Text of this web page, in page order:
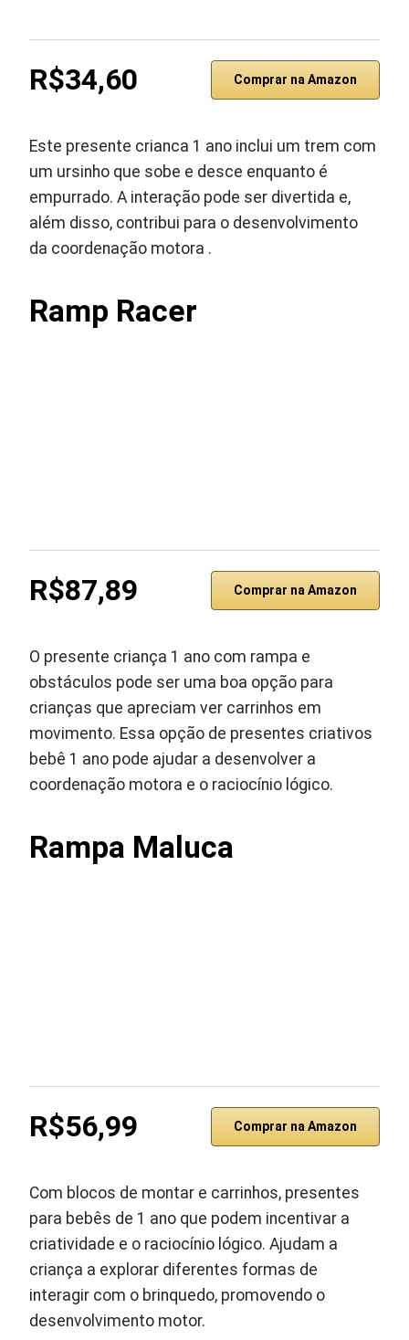
R$34,60 Comprar na Amazon
Este presente crianca 1 ano inclui um trem com
um ursinho que sobe e desce enquanto é
empurrado. A interação pode ser divertida e,
além disso, contribui para o desenvolvimento
da coordenação motora .
Ramp Racer
R$87,89 Comprar na Amazon
O presente criança 1 ano com rampa e
obstáculos pode ser uma boa opção para
crianças que apreciam ver carrinhos em
movimento. Essa opção de presentes criativos
bebê 1 ano pode ajudar a desenvolver a
coordenação motora e o raciocínio lógico.
Rampa Maluca
R$56,99 Comprar na Amazon
Com blocos de montar e carrinhos, presentes
para bebês de 1 ano que podem incentivar a
criatividade e o raciocínio lógico. Ajudam a
criança a explorar diferentes formas de
interagir com o brinquedo, promovendo o
desenvolvimento motor.